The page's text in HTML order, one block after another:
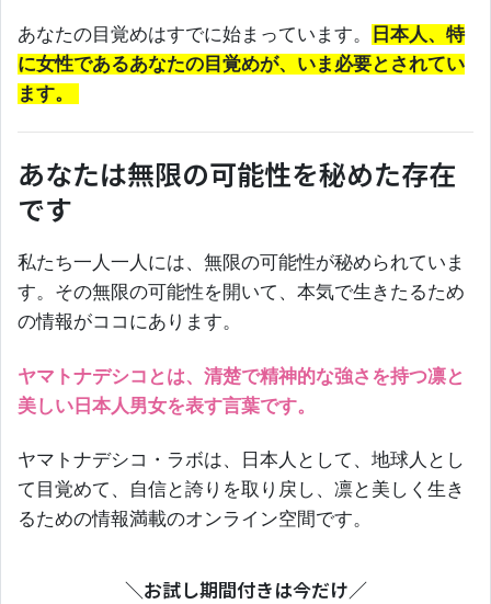
あなたの目覚めはすでに始まっています。
日本人、特
に女性であるあなたの目覚めが、いま必要とされてい
ます。
あなたは無限の可能性を秘めた存在
です
私たち一人一人には、無限の可能性が秘められていま
す。その無限の可能性を開いて、本気で生きたるため
の情報がココにあります。
ヤマトナデシコとは、清楚で精神的な強さを持つ凛と
美しい日本人男女を表す言葉です。
ヤマトナデシコ・ラボは、日本人として、地球人とし
て目覚めて、自信と誇りを取り戻し、凛と美しく生き
るための情報満載のオンライン空間です。
＼お試し期間付きは今だけ／